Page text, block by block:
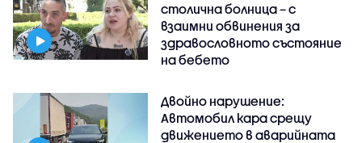
столична болница – с
взаимни обвинения за
здравословното състояние
на бебето
Двойно нарушение:
Автомобил кара срещу
движението в аварийната